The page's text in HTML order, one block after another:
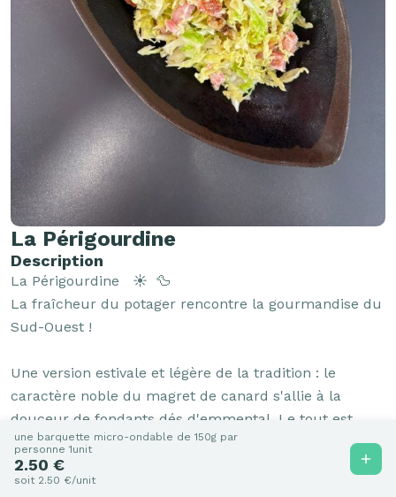
La Périgourdine
Description
La Périgourdine   ☀️  🦆
La fraîcheur du potager rencontre la gourmandise du
Sud-Ouest !
Une version estivale et légère de la tradition : le
caractère noble du magret de canard s'allie à la
douceur de fondants dés d'emmental. Le tout est
dressé sur un lit de chou vert finement émincé, pour
un maximum de fraîcheur et un croquant ultra
désaltérant sous le soleil.
une barquette micro-ondable de 150g par
personne 1unit
2.50 €
soit 2.50 €/unit